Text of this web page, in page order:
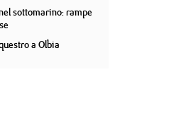
sottomarino: rampe
a Olbia